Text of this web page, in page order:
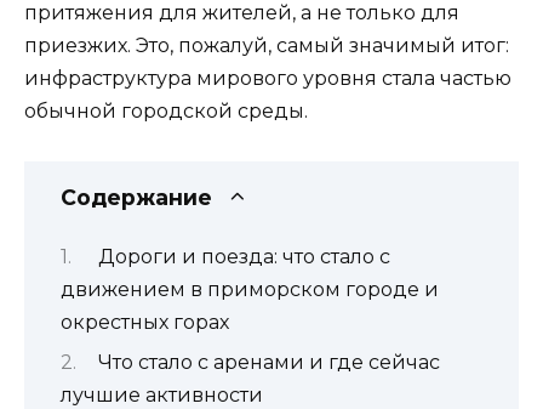
притяжения для жителей, а не только для
приезжих. Это, пожалуй, самый значимый итог:
инфраструктура мирового уровня стала частью
обычной городской среды.
Содержание
Дороги и поезда: что стало с
движением в приморском городе и
окрестных горах
Что стало с аренами и где сейчас
лучшие активности